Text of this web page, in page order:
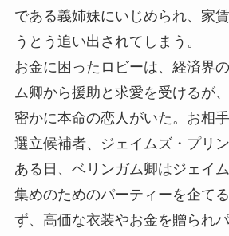
である義姉妹にいじめられ、家
うとう追い出されてしまう。
お金に困ったロビーは、経済界
ム卿から援助と求愛を受けるが
密かに本命の恋人がいた。お相
選立候補者、ジェイムズ・プリン
ある日、ベリンガム卿はジェイ
集めのためのパーティーを企て
ず、高価な衣装やお金を贈られ